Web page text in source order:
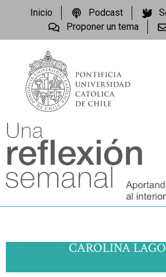
Inicio Podcast
Proponer un tema
CAROLINA